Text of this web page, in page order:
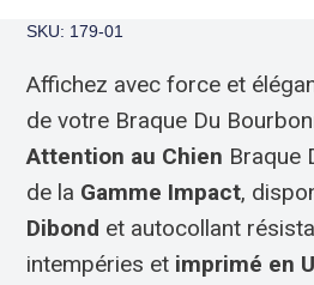
SKU: 179-01
Affichez avec force et
de votre Braque Du
Attention au Chien Braque
de la Gamme Impact,
Dibond et autocollant
intempéries et imprimé en